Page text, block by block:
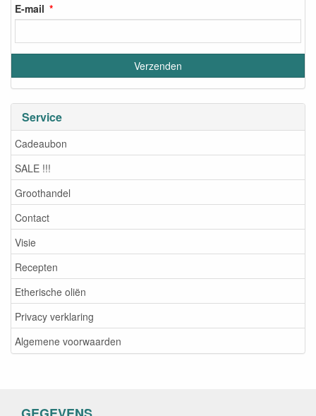
E-mail
Service
Cadeaubon
SALE !!!
Groothandel
Contact
Visie
Recepten
Etherische oliën
Privacy verklaring
Algemene voorwaarden